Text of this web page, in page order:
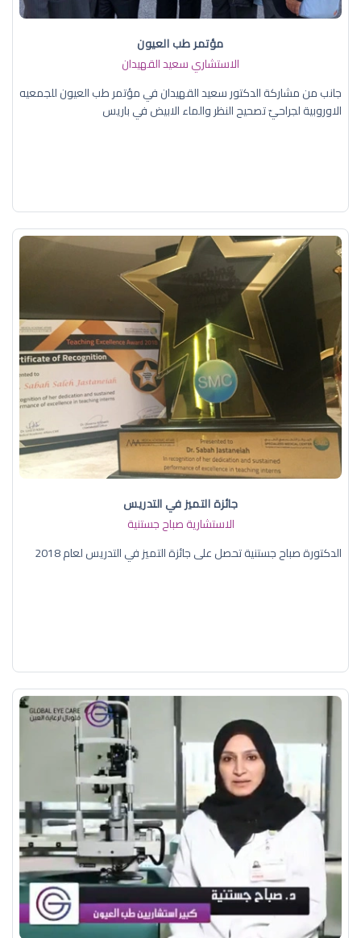
مؤتمر طب العيون
الاستشاري سعيد القهيدان
جانب من مشاركة الدكتور سعيد القهيدان في مؤتمر طب العيون للجمعيه
الاوروبية لجراحيّ تصحيح النظر والماء الابيض في باريس
جائزة التميز في التدريس
الاستشارية صباح جستنية
الدكتورة صباح جستنية تحصل على جائزة التميز في التدريس لعام 2018